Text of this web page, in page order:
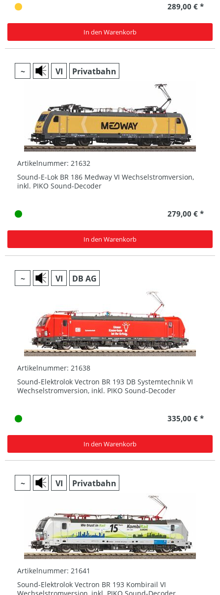
289,00 € *
In den Warenkorb
~ VI Privatbahn
Artikelnummer: 21632
Sound-E-Lok BR 186 Medway VI Wechselstromversion,
inkl. PIKO Sound-Decoder
279,00 € *
In den Warenkorb
~ VI DB AG
Artikelnummer: 21638
Sound-Elektrolok Vectron BR 193 DB Systemtechnik VI
Wechselstromversion, inkl. PIKO Sound-Decoder
335,00 € *
In den Warenkorb
~ VI Privatbahn
Artikelnummer: 21641
Sound-Elektrolok Vectron BR 193 Kombirail VI